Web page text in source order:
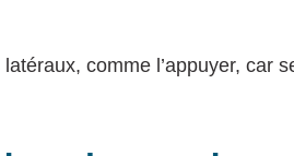
comme l’appuyer, car